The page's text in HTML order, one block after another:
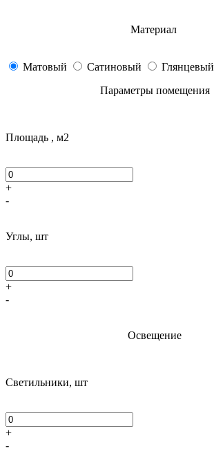
Материал
Матовый Сатиновый
Глянцевый
Параметры помещения
Площадь , м2
+
-
Углы, шт
+
-
Освещение
Светильники, шт
+
-